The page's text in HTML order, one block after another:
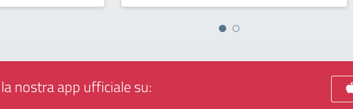
nostra app ufficiale su: